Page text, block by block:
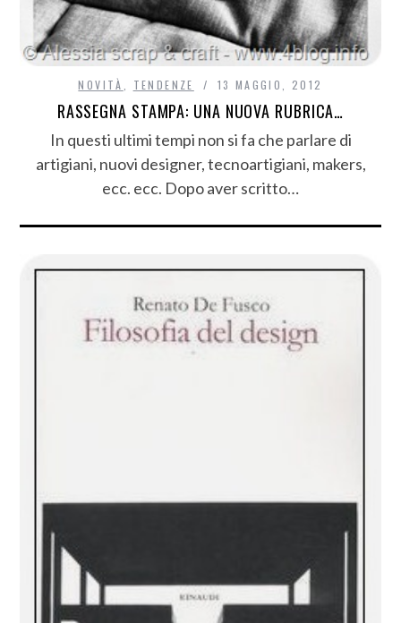
NOVITÀ TENDENZE 13 MAGGIO, 2012
RASSEGNA STAMPA: UNA NUOVA RUBRICA…
In questi ultimi tempi non si fa che parlare di
artigiani, nuovi designer, tecnoartigiani, makers,
ecc. ecc. Dopo aver scritto…